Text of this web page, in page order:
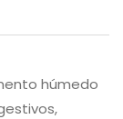
húmedo